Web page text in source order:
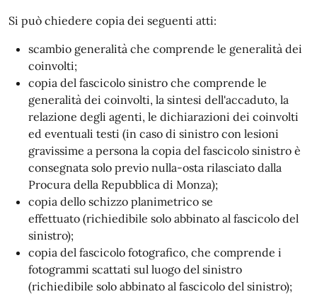
Si può chiedere copia dei seguenti atti:
scambio generalità che comprende le generalità dei
coinvolti;
copia del fascicolo sinistro che comprende le
generalità dei coinvolti, la sintesi dell'accaduto, la
relazione degli agenti, le dichiarazioni dei coinvolti
ed eventuali testi (in caso di sinistro con lesioni
gravissime a persona la copia del fascicolo sinistro è
consegnata solo previo nulla-osta rilasciato dalla
Procura della Repubblica di Monza);
copia dello schizzo planimetrico se
effettuato (richiedibile solo abbinato al fascicolo del
sinistro);
copia del fascicolo fotografico, che comprende i
fotogrammi scattati sul luogo del sinistro
(richiedibile solo abbinato al fascicolo del sinistro);